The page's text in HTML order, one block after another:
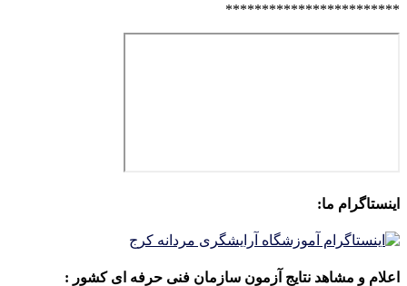
************************
اینستاگرام ما:
اعلام و مشاهد نتایج آزمون سازمان فنی حرفه ای کشور :